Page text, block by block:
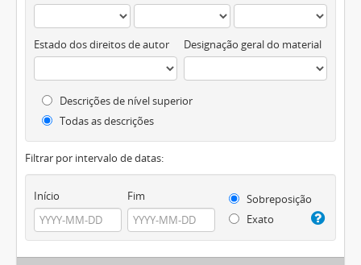
Estado dos direitos de autor Designação geral do material
Descrições de nível superior
Todas as descrições
Filtrar por intervalo de datas:
Início Fim
Sobreposição
Exato